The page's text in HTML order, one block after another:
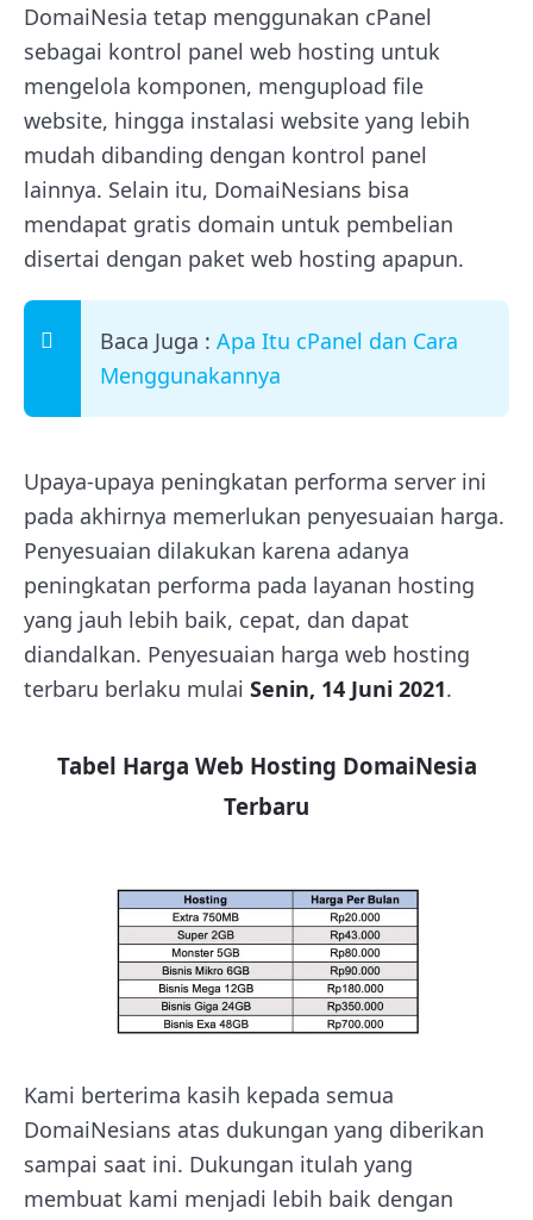
DomaiNesia tetap menggunakan cPanel
sebagai kontrol panel web hosting untuk
mengelola komponen, mengupload file
website, hingga instalasi website yang lebih
mudah dibanding dengan kontrol panel
lainnya. Selain itu, DomaiNesians bisa
mendapat gratis domain untuk pembelian
disertai dengan paket web hosting apapun.
Baca Juga : Apa Itu cPanel dan Cara
Menggunakannya
Upaya-upaya peningkatan performa server ini
pada akhirnya memerlukan penyesuaian harga.
Penyesuaian dilakukan karena adanya
peningkatan performa pada layanan hosting
yang jauh lebih baik, cepat, dan dapat
diandalkan. Penyesuaian harga web hosting
terbaru berlaku mulai Senin, 14 Juni 2021.
Tabel Harga Web Hosting DomaiNesia
Terbaru
Kami berterima kasih kepada semua
DomaiNesians atas dukungan yang diberikan
sampai saat ini. Dukungan itulah yang
membuat kami menjadi lebih baik dengan